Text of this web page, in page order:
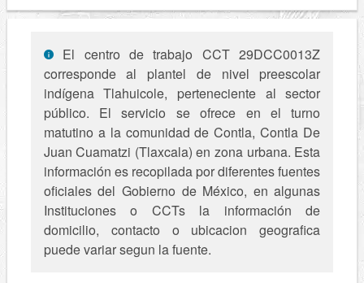
El centro de trabajo CCT 29DCC0013Z
corresponde al plantel de nivel preescolar
indígena Tlahuicole, perteneciente al sector
público. El servicio se ofrece en el turno
matutino a la comunidad de Contla, Contla De
Juan Cuamatzi (Tlaxcala) en zona urbana. Esta
información es recopilada por diferentes fuentes
oficiales del Gobierno de México, en algunas
Instituciones o CCTs la información de
domicilio, contacto o ubicacion geografica
puede variar segun la fuente.